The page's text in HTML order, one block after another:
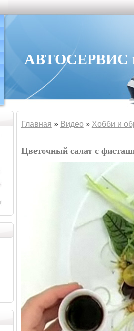
АВТОСЕРВИС в
Главная » Видео » Хобби и
Цветочный салат с